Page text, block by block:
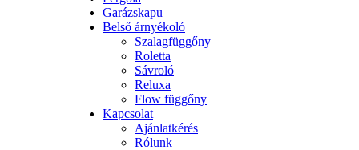
Garázskapu
Belső árnyékoló
Szalagfüggőny
Roletta
Sávroló
Reluxa
Flow függőny
Kapcsolat
Ajánlatkérés
Rólunk